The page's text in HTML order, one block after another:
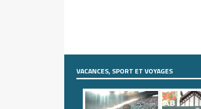
VACANCES, SPORT ET VOYAGES